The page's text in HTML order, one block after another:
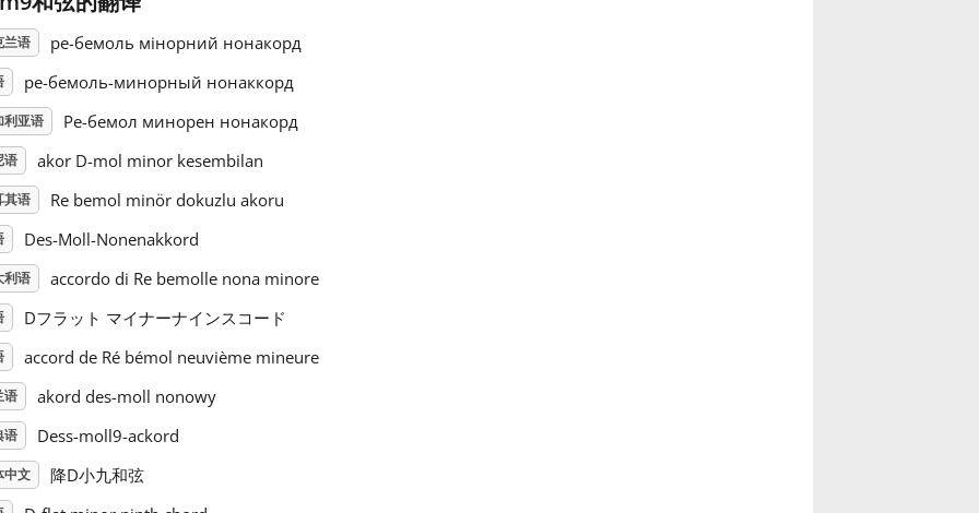
兰语 ре-бемоль мінорний нонакорд
ре-бемоль-минорный нонаккорд
利亚语 Ре-бемол минорен нонакорд
语 akor D-mol minor kesembilan
其语 Re bemol minör dokuzlu akoru
Des-Moll-Nonenakkord
利语 accordo di Re bemolle nona minore
Dフラット マイナーナインスコード
accord de Ré bémol neuvième mineure
语 akord des-moll nonowy
语 Dess-moll9-ackord
中文 降D小九和弦